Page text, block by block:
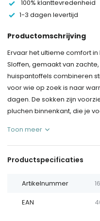
100% klanttevredenheid
1-3 dagen levertijd
Productomschrijving
Ervaar het ultieme comfort in
Sloffen, gemaakt van
huispantoffels combineren
voor wie op zoek is naar
dagen. De sokken zijn
pluchen binnenkant, die je
Toon meer
Productspecificaties
Artikelnummer
EAN